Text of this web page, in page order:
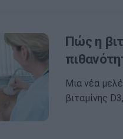
Πώς η
Μια νέα
βιταμίνης